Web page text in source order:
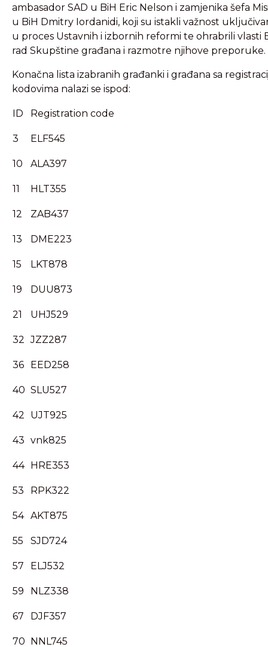
ambasador SAD u BiH Eric Nelson i zamjenika šefa
u BiH Dmitry Iordanidi, koji su istakli važnost
u proces Ustavnih i izbornih reformi te ohrabrili vlasti
rad Skupštine građana i razmotre njihove preporuke.
Konačna lista izabranih građanki i građana sa
kodovima nalazi se ispod:
ID Registration code
3 ELF545
10 ALA397
11 HLT355
12 ZAB437
13 DME223
15 LKT878
19 DUU873
21 UHJ529
32 JZZ287
36 EED258
40 SLU527
42 UJT925
43 vnk825
44 HRE353
53 RPK322
54 AKT875
55 SJD724
57 ELJ532
59 NLZ338
67 DJF357
70 NNL745